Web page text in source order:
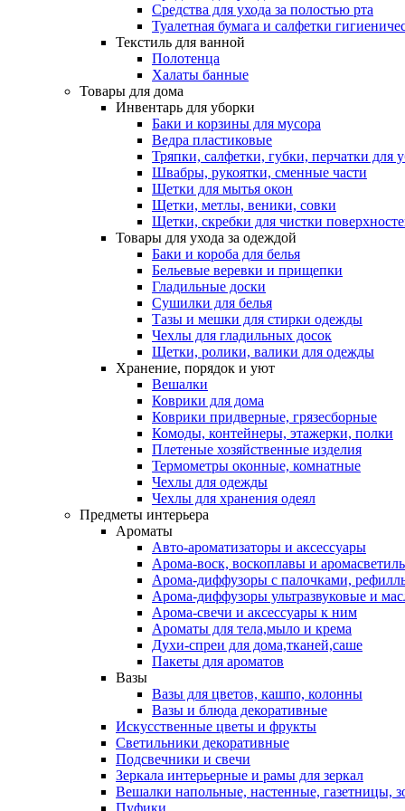
Средства для ухода за полостью рта
Туалетная бумага и салфетки
Текстиль для ванной
Полотенца
Халаты банные
Товары для дома
Инвентарь для уборки
Баки и корзины для мусора
Ведра пластиковые
Тряпки, салфетки, губки, перчатки для
Швабры, рукоятки, сменные части
Щетки для мытья окон
Щетки, метлы, веники, совки
Щетки, скребки для чистки
Товары для ухода за одеждой
Баки и короба для белья
Бельевые веревки и прищепки
Гладильные доски
Сушилки для белья
Тазы и мешки для стирки одежды
Чехлы для гладильных досок
Щетки, ролики, валики для одежды
Хранение, порядок и уют
Вешалки
Коврики для дома
Коврики придверные, грязесборные
Комоды, контейнеры, этажерки, полки
Плетеные хозяйственные изделия
Термометры оконные, комнатные
Чехлы для одежды
Чехлы для хранения одеял
Предметы интерьера
Ароматы
Авто-ароматизаторы и аксессуары
Арома-воск, воскоплавы и
Арома-диффузоры с палочками,
Арома-диффузоры ультразвуковые и
Арома-свечи и аксессуары к ним
Ароматы для тела,мыло и крема
Духи-спреи для дома,тканей,саше
Пакеты для ароматов
Вазы
Вазы для цветов, кашпо, колонны
Вазы и блюда декоративные
Искусственные цветы и фрукты
Светильники декоративные
Подсвечники и свечи
Зеркала интерьерные и рамы для зеркал
Вешалки напольные, настенные, газетницы,
Пуфики